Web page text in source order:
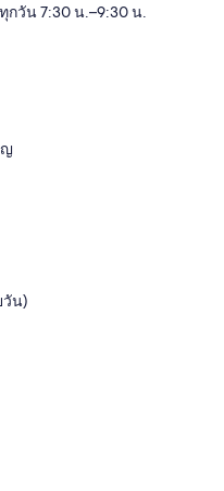
วัน 7:30 น.–9:30 น.
วัน)